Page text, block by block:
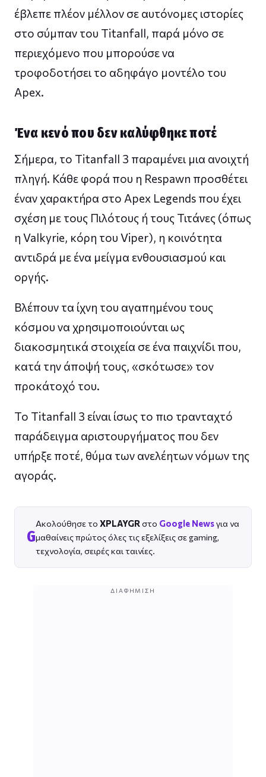
έβλεπε πλέον μέλλον σε αυτόνομες ιστορίες
στο σύμπαν του Titanfall, παρά μόνο σε
περιεχόμενο που μπορούσε να
τροφοδοτήσει το αδηφάγο μοντέλο του
Apex.
Ένα κενό που δεν καλύφθηκε ποτέ
Σήμερα, το Titanfall 3 παραμένει μια ανοιχτή
πληγή. Κάθε φορά που η Respawn προσθέτει
έναν χαρακτήρα στο Apex Legends που έχει
σχέση με τους Πιλότους ή τους Τιτάνες (όπως
η Valkyrie, κόρη του Viper), η κοινότητα
αντιδρά με ένα μείγμα ενθουσιασμού και
οργής.
Βλέπουν τα ίχνη του αγαπημένου τους
κόσμου να χρησιμοποιούνται ως
διακοσμητικά στοιχεία σε ένα παιχνίδι που,
κατά την άποψή τους, «σκότωσε» τον
προκάτοχό του.
Το Titanfall 3 είναι ίσως το πιο τρανταχτό
παράδειγμα αριστουργήματος που δεν
υπήρξε ποτέ, θύμα των ανελέητων νόμων της
αγοράς.
G
Ακολούθησε το XPLAYGR στο Google Newsγια να
μαθαίνεις πρώτος όλες τις εξελίξεις σε gaming,
τεχνολογία, σειρές και ταινίες.
ΔΙΑΦΉΜΙΣΗ